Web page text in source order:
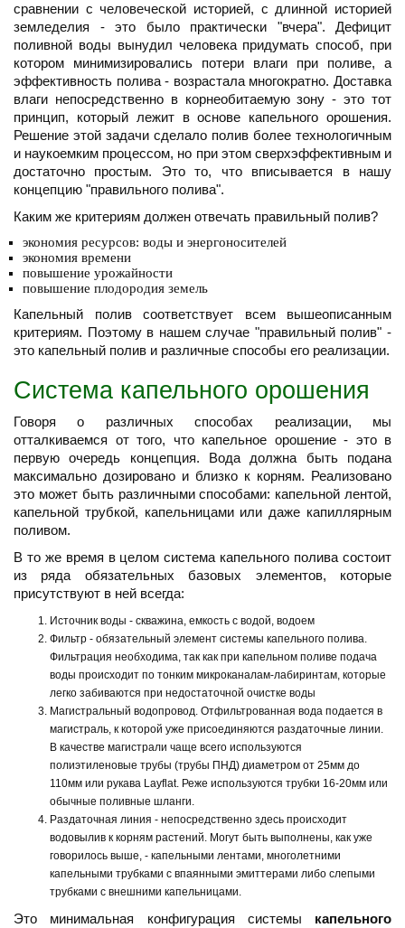
сравнении с человеческой историей, с длинной историей
земледелия - это было практически "вчера". Дефицит
поливной воды вынудил человека придумать способ, при
котором минимизировались потери влаги при поливе, а
эффективность полива - возрастала многократно. Доставка
влаги непосредственно в корнеобитаемую зону - это тот
принцип, который лежит в основе капельного орошения.
Решение этой задачи сделало полив более технологичным
и наукоемким процессом, но при этом сверхэффективным и
достаточно простым. Это то, что вписывается в нашу
концепцию "правильного полива".
Каким же критериям должен отвечать правильный полив?
экономия ресурсов: воды и энергоносителей
экономия времени
повышение урожайности
повышение плодородия земель
Капельный полив соответствует всем вышеописанным
критериям. Поэтому в нашем случае "правильный полив" -
это капельный полив и различные способы его реализации.
Система капельного орошения
Говоря о различных способах реализации, мы
отталкиваемся от того, что капельное орошение - это в
первую очередь концепция. Вода должна быть подана
максимально дозировано и близко к корням. Реализовано
это может быть различными способами: капельной лентой,
капельной трубкой, капельницами или даже капиллярным
поливом.
В то же время в целом система капельного полива состоит
из ряда обязательных базовых элементов, которые
присутствуют в ней всегда:
Источник воды - скважина, емкость с водой, водоем
Фильтр - обязательный элемент системы капельного полива.
Фильтрация необходима, так как при капельном поливе подача
воды происходит по тонким микроканалам-лабиринтам, которые
легко забиваются при недостаточной очистке воды
Магистральный водопровод. Отфильтрованная вода подается в
магистраль, к которой уже присоединяются раздаточные линии.
В качестве магистрали чаще всего используются
полиэтиленовые трубы (трубы ПНД) диаметром от 25мм до
110мм или рукава Layflat. Реже используются трубки 16-20мм или
обычные поливные шланги.
Раздаточная линия - непосредственно здесь происходит
водовылив к корням растений. Могут быть выполнены, как уже
говорилось выше, - капельными лентами, многолетними
капельными трубками с впаянными эмиттерами либо слепыми
трубками с внешними капельницами.
Это минимальная конфигурация системы капельного